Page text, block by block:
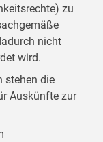
zu
nicht
wird.
stehen die
Auskünfte zur